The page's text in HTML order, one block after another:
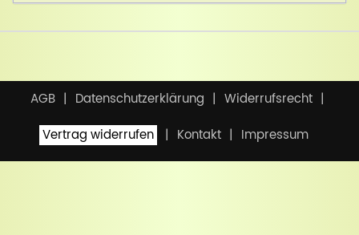
AGB Datenschutzerklärung
Widerrufsrecht
Vertrag widerrufen
Kontakt Impressum